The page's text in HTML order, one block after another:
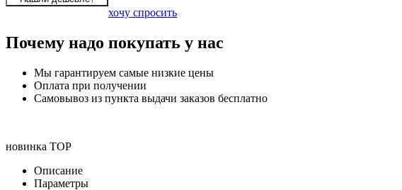
хочу спросить
Почему надо покупать у нас
Мы гарантируем самые низкие цены
Оплата при получении
Самовывоз из пункта выдачи заказов бесплатно
новинка TOP
Описание
Параметры